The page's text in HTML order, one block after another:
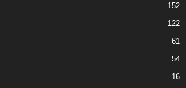
152
122
61
54
16